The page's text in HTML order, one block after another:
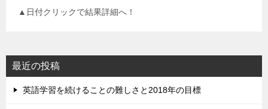
▲日付クリックで結果詳細へ！
最近の投稿
英語学習を続けることの難しさと2018年の目標